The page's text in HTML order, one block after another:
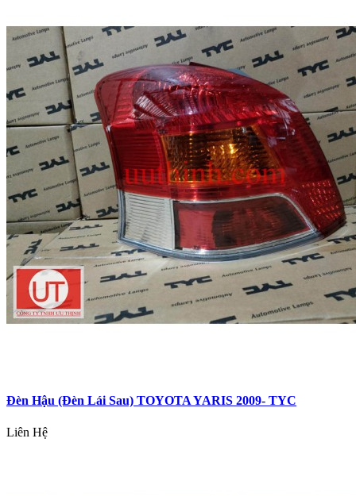
Đèn Hậu (Đèn Lái Sau) TOYOTA YARIS 2009- TYC
Liên Hệ